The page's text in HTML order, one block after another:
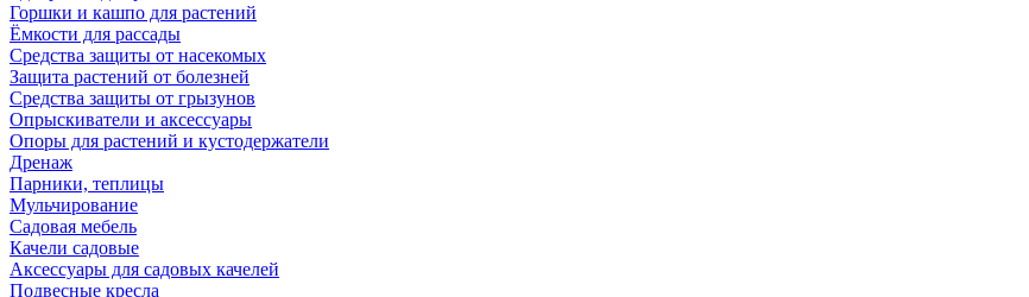
Горшки и кашпо для растений
Ёмкости для рассады
Средства защиты от насекомых
Защита растений от болезней
Средства защиты от грызунов
Опрыскиватели и аксессуары
Опоры для растений и кустодержатели
Дренаж
Парники, теплицы
Мульчирование
Садовая мебель
Качели садовые
Аксессуары для садовых качелей
Подвесные кресла